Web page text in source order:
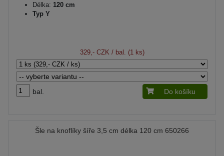
Délka: 120 cm
Typ Y
329,- CZK / bal. (1 ks)
bal. Do košíku
Šle na knoflíky šíře 3,5 cm délka 120 cm 650266